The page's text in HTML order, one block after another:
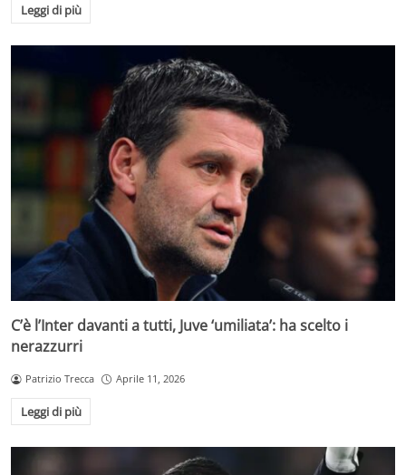
Leggi di più
C’è l’Inter davanti a tutti, Juve ‘umiliata’: ha scelto i
nerazzurri
Patrizio Trecca Aprile 11, 2026
Leggi di più